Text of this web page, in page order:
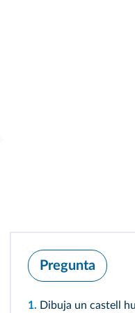
Pregunta
1. Dibuja un castell